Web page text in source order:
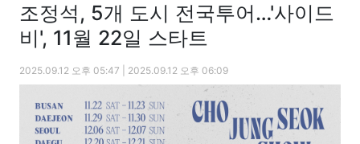
조정석, 5개 도시 전국투어…'사이드
비', 11월 22일 스타트
2025.09.12 오후 05:47 | 2025.09.12 오후 06:09